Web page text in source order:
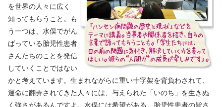
を世界の人々に広く
知ってもらうこと。も
う一つは、水俣でがん
ばっている胎児性患者
さんたちのことを発信
していくことではない
かと考えています。生まれながらに重い十字架を背負わされて、
運命に翻弄されてきた人々には、与えられた「いのち」を生きぬ
く強さがあるんですよ。水俣には希望がある。胎児性患者の皆さ